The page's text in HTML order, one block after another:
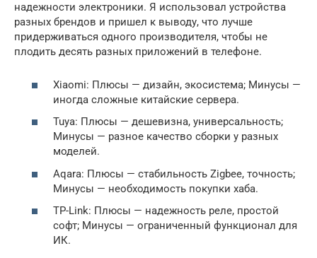
надежности электроники. Я использовал устройства
разных брендов и пришел к выводу, что лучше
придерживаться одного производителя, чтобы не
плодить десять разных приложений в телефоне.
Xiaomi: Плюсы — дизайн, экосистема; Минусы —
иногда сложные китайские сервера.
Tuya: Плюсы — дешевизна, универсальность;
Минусы — разное качество сборки у разных
моделей.
Aqara: Плюсы — стабильность Zigbee, точность;
Минусы — необходимость покупки хаба.
TP-Link: Плюсы — надежность реле, простой
софт; Минусы — ограниченный функционал для
ИК.